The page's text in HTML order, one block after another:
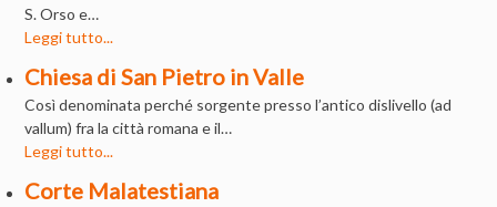
S. Orso e…
Leggi tutto...
Chiesa di San Pietro in Valle
Così denominata perché sorgente presso l’antico dislivello (ad
vallum) fra la città romana e il…
Leggi tutto...
Corte Malatestiana